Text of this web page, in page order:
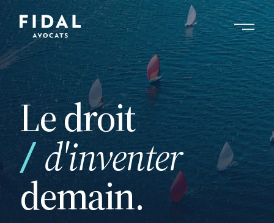
Aller
au
contenu
principal
Le droit
d'inventer
demain.